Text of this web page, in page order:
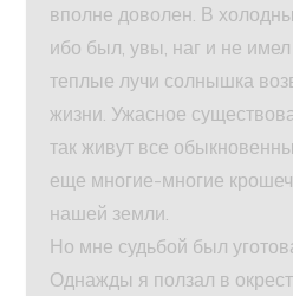
вполне доволен. В
ибо был, увы, наг и не
теплые лучи солнышка
жизни. Ужасное
так живут все
еще многие-многие
нашей земли.
Но мне судьбой был
Однажды я ползал в